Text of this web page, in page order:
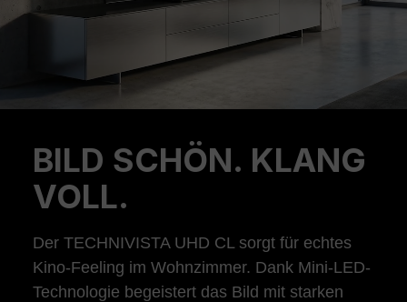
BILD SCHÖN. KLANG
VOLL.
Der TECHNIVISTA UHD CL sorgt für echtes
Kino-Feeling im Wohnzimmer. Dank Mini-LED-
Technologie begeistert das Bild mit starken
Previous